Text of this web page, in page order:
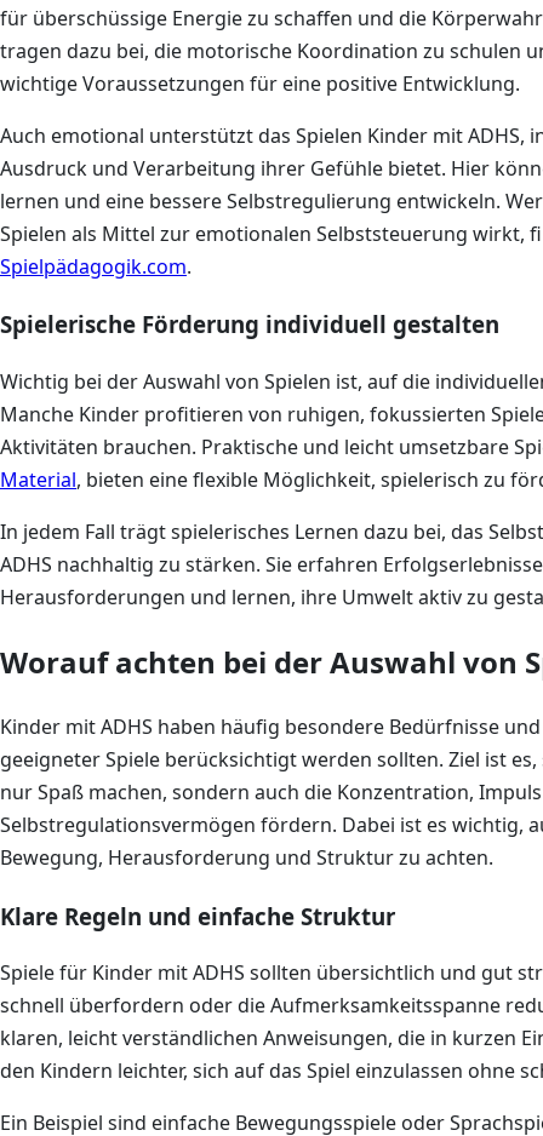
für überschüssige Energie zu schaffen und die
tragen dazu bei, die motorische Koordination zu schulen
wichtige Voraussetzungen für eine positive Entwicklung.
Auch emotional unterstützt das Spielen Kinder mit ADHS,
Ausdruck und Verarbeitung ihrer Gefühle bietet. Hier
lernen und eine bessere Selbstregulierung entwickeln.
Spielen als Mittel zur emotionalen Selbststeuerung wirkt,
Spielpädagogik.com.
Spielerische Förderung individuell gestalten
Wichtig bei der Auswahl von Spielen ist, auf die
Manche Kinder profitieren von ruhigen, fokussierten
Aktivitäten brauchen. Praktische und leicht umsetzbare
Material, bieten eine flexible Möglichkeit, spielerisch zu
In jedem Fall trägt spielerisches Lernen dazu bei, das
ADHS nachhaltig zu stärken. Sie erfahren
Herausforderungen und lernen, ihre Umwelt aktiv zu
Worauf achten bei der Auswahl von
Kinder mit ADHS haben häufig besondere Bedürfnisse
geeigneter Spiele berücksichtigt werden sollten. Ziel ist
nur Spaß machen, sondern auch die Konzentration,
Selbstregulationsvermögen fördern. Dabei ist es wichtig,
Bewegung, Herausforderung und Struktur zu achten.
Klare Regeln und einfache Struktur
Spiele für Kinder mit ADHS sollten übersichtlich und gut
schnell überfordern oder die Aufmerksamkeitsspanne
klaren, leicht verständlichen Anweisungen, die in kurzen
den Kindern leichter, sich auf das Spiel einzulassen ohne
Ein Beispiel sind einfache Bewegungsspiele oder